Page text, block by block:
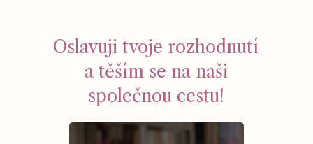
Oslavuji tvoje rozhodnutí
a těším se na naši
společnou cestu!